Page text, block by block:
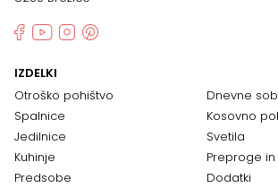
IZDELKI
Otroško pohištvo
Spalnice
Jedilnice
Kuhinje
Predsobe
Dnevne
Kosovno
Svetila
Preproge
Dodatki